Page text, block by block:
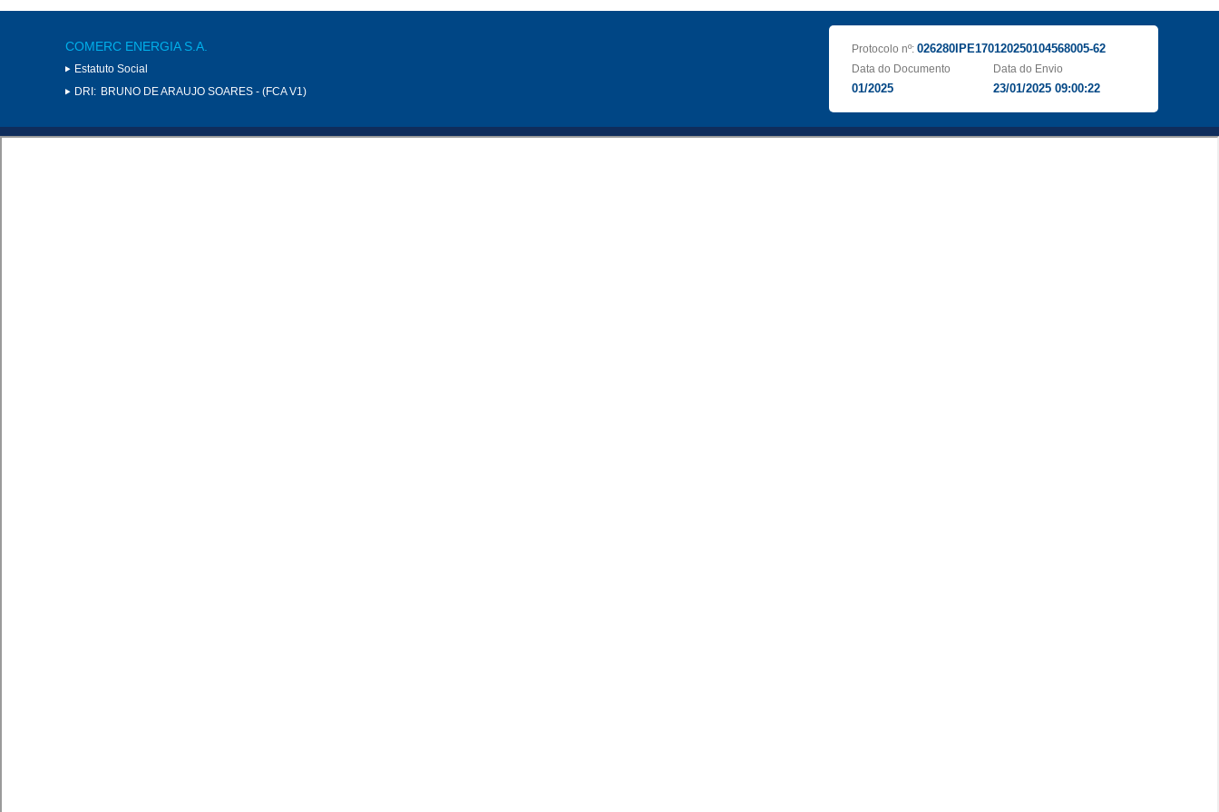
COMERC ENERGIA S.A.
Estatuto Social
DRI: BRUNO DE ARAUJO SOARES - (FCA V1)
Protocolo nº: 026280IPE170120250104568005-62
Data do Documento
01/2025
Data do Envio
23/01/2025 09:00:22